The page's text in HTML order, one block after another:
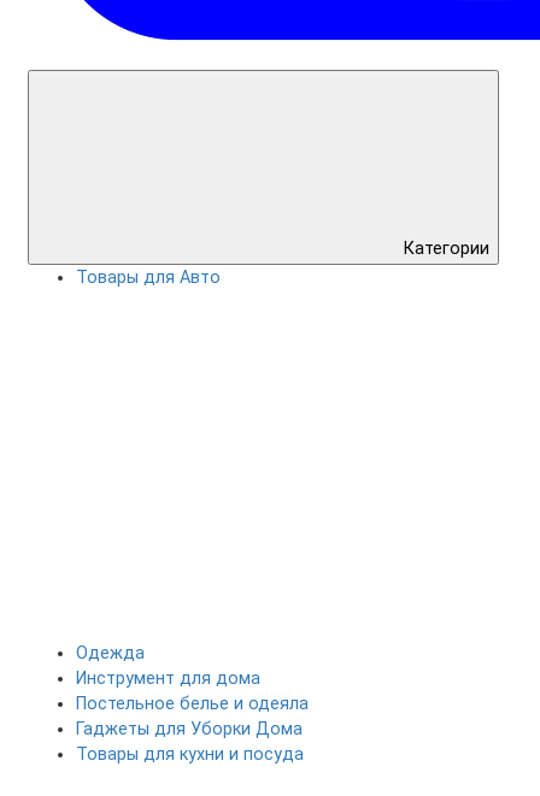
Категории
Товары для Авто
Одежда
Инструмент для дома
Постельное белье и одеяла
Гаджеты для Уборки Дома
Товары для кухни и посуда